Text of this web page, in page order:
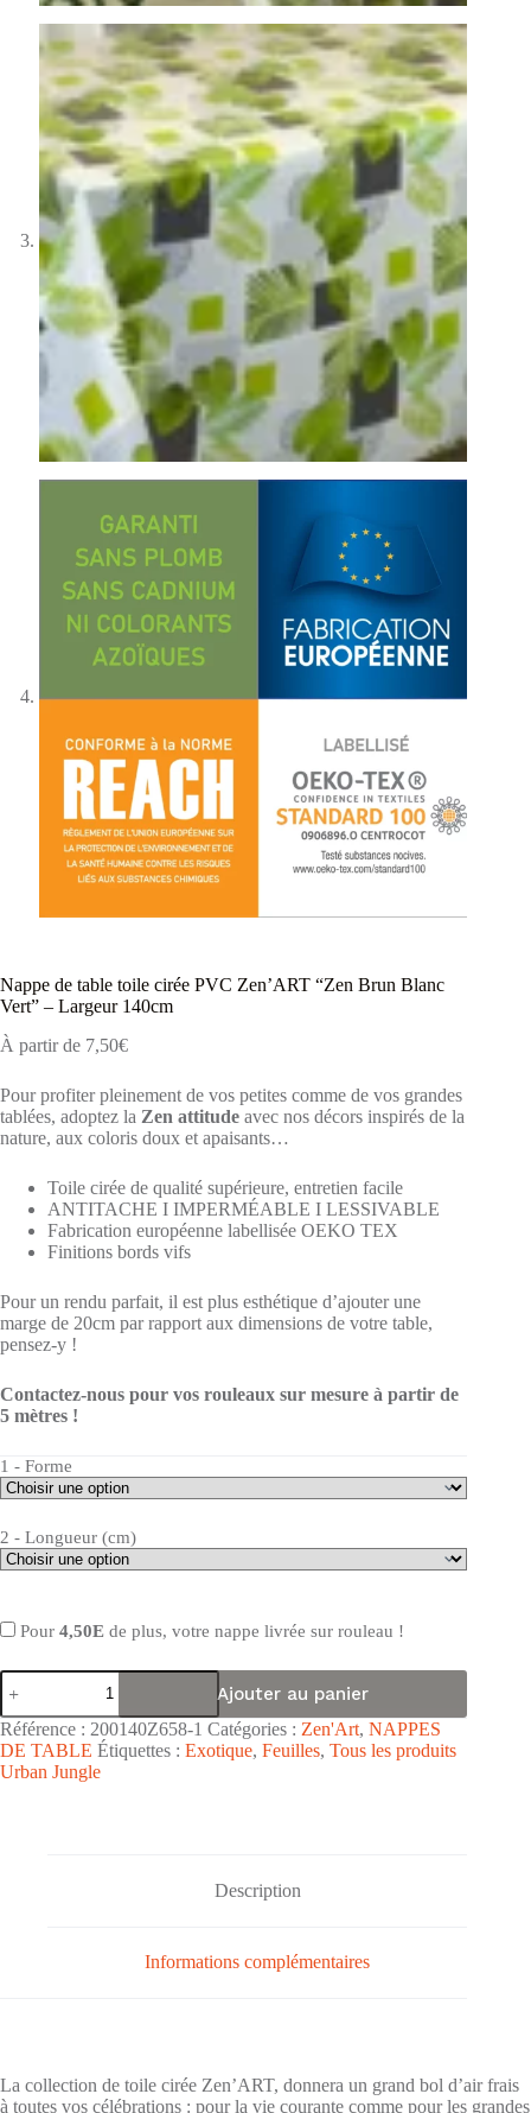
Nappe de table toile cirée PVC Zen’ART “Zen Brun Blanc
Vert” – Largeur 140cm
À partir de 7,50€
Pour profiter pleinement de vos petites comme de vos grandes
tablées, adoptez la Zen attitude avec nos décors inspirés de la
nature, aux coloris doux et apaisants…
Toile cirée de qualité supérieure, entretien facile
ANTITACHE I IMPERMÉABLE I LESSIVABLE
Fabrication européenne labellisée OEKO TEX
Finitions bords vifs
Pour un rendu parfait, il est plus esthétique d’ajouter une
marge de 20cm par rapport aux dimensions de votre table,
pensez-y !
Contactez-nous pour vos rouleaux sur mesure à partir de
5 mètres !
1 - Forme
2 - Longueur (cm)
Pour 4,50E de plus, votre nappe livrée sur rouleau !
quantité
de
Nappe
de
table
toile
Ajouter au panier
Référence : 200140Z658-1 Catégories : Zen'Art, NAPPES
DE TABLE Étiquettes : Exotique, Feuilles, Tous les produits
Urban Jungle
Description
Informations complémentaires
La collection de toile cirée Zen’ART, donnera un grand bol d’air frais
à toutes vos célébrations : pour la vie courante comme pour les grandes